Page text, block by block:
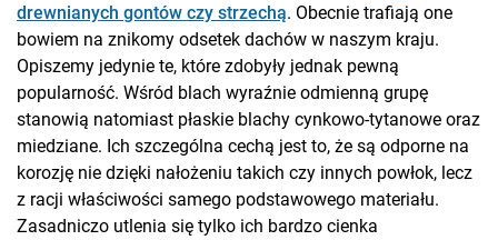
drewnianych gontów czy strzechą. Obecnie trafiają one
bowiem na znikomy odsetek dachów w naszym kraju.
Opiszemy jedynie te, które zdobyły jednak pewną
popularność. Wśród blach wyraźnie odmienną grupę
stanowią natomiast płaskie blachy cynkowo-tytanowe oraz
miedziane. Ich szczególna cechą jest to, że są odporne na
korozję nie dzięki nałożeniu takich czy innych powłok, lecz
z racji właściwości samego podstawowego materiału.
Zasadniczo utlenia się tylko ich bardzo cienka